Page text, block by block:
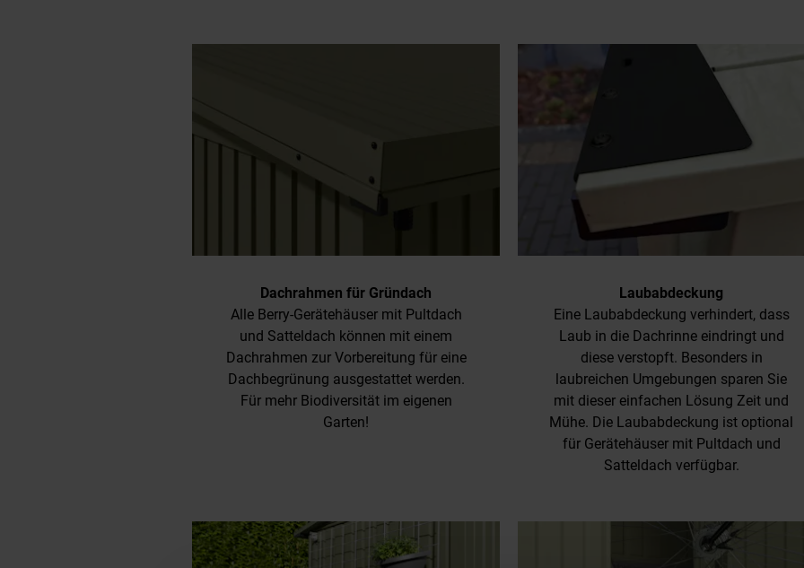
Dachrahmen für Gründach
Alle Berry-Gerätehäuser mit Pultdach
und Satteldach können mit einem
Dachrahmen zur Vorbereitung für eine
Dachbegrünung ausgestattet werden.
Für mehr Biodiversität im eigenen
Garten!
Laubabdeckung
Eine Laubabdeckung verhindert, dass
Laub in die Dachrinne eindringt und
diese verstopft. Besonders in
laubreichen Umgebungen sparen Sie
mit dieser einfachen Lösung Zeit und
Mühe. Die Laubabdeckung ist optional
für Gerätehäuser mit Pultdach und
Satteldach verfügbar.